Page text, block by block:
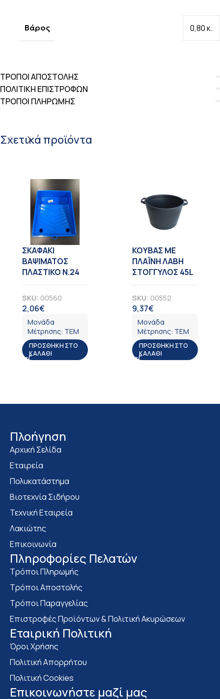
Βάρος 0,80 κ.
ΤΡΟΠΟΙ ΑΠΟΣΤΟΛΗΣ
ΠΟΛΙΤΙΚΗ ΕΠΙΣΤΡΟΦΩΝ
ΤΡΟΠΟΙ ΠΛΗΡΩΜΗΣ
Σχετικά προϊόντα
ΣΚΑΦΑΚΙ
ΒΑΨΙΜΑΤΟΣ
ΠΛΑΣΤΙΚΟ Ν.24
SKU: 00560
2,06€
Μονάδα
Μέτρησης: ΤΕΜ
ΠΡΟΣΘΉΚΗ ΣΤΟ
ΚΑΛΆΘΙ
KOYBAΣ ΜΕ
ΠΛΑΪΝΗ ΛΑΒΗ
ΣΤΟΓΓΥΛΟΣ 45L
SKU: 00552
9,37€
Μονάδα
Μέτρησης: ΤΕΜ
ΠΡΟΣΘΉΚΗ ΣΤΟ
ΚΑΛΆΘΙ
Πλοήγηση
Αρχική Σελίδα
Εταιρεία
Πολυκατάστημα
Bιοτεχνία Σιδήρου
Τεχνική Εταιρεία
Λακιώτης
Επικοινωνία
Πληροφορίες Πελατών
Τρόποι Πληρωμής
Τρόποι Αποστολής
Τρόποι Παραγγελίας
Επιστροφές Προϊόντων & Πολιτική Ακυρώσεων
Eταιρική Πολιτική
Όροι Χρήσης
Πολιτική Απορρήτου
Πολιτική Cookies
Επικοινωνήστε μαζί μας